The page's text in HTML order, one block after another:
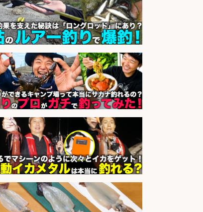
sponsored by 求人ボックス
日払いOKで即日収入/軽作業・物流
その他/「9月末までの短期」釣り具
のピッキング作業など/残業少なめ/
日勤&土日休み/未経験OK!
会社名
UTエージェント株式会社 関西第
二CU
sponsored by 求人ボックス
和食, 居酒屋/調理見習い・調理補助/
新鮮な魚料理×おでんの和食居酒屋
の若手スタッフ
サカナのハチベエ 矢場町店
sponsored by 求人ボックス